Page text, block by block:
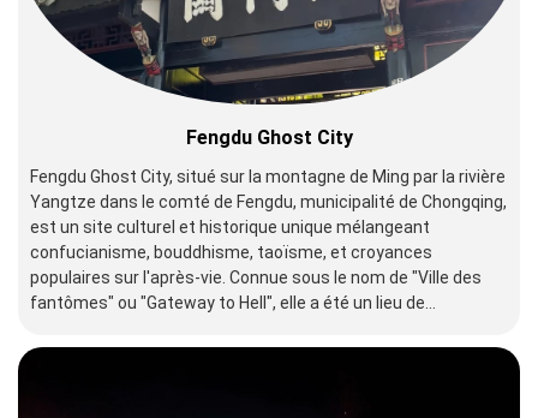
Fengdu Ghost City
Fengdu Ghost City, situé sur la montagne de Ming par la rivière
Yangtze dans le comté de Fengdu, municipalité de Chongqing,
est un site culturel et historique unique mélangeant
confucianisme, bouddhisme, taoïsme, et croyances
populaires sur l'après-vie. Connue sous le nom de "Ville des
fantômes" ou "Gateway to Hell", elle a été un lieu de
complexes, des statues et des structures représentant le